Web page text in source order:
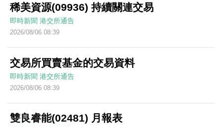
稀美資源(09936) 持續關連交易
即時新聞 港交所通告
2026/08/06 08:39
交易所買賣基金的交易資料
即時新聞 港交所通告
2026/08/06 08:39
雙良睿能(02481) 月報表